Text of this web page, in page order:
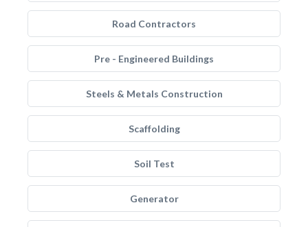
Road Contractors
Pre - Engineered Buildings
Steels & Metals Construction
Scaffolding
Soil Test
Generator